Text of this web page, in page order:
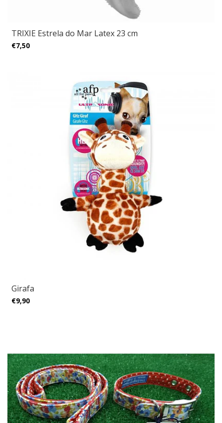
TRIXIE Estrela do Mar Latex 23 cm
€7,50
Girafa
€9,90